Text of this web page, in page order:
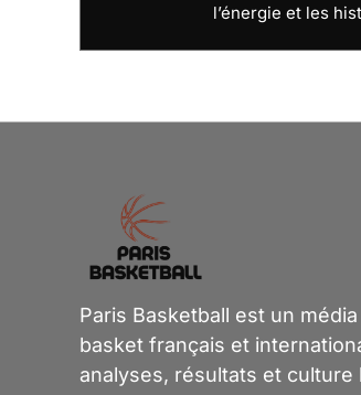
l’énergie et les
Paris Basketball est un
basket français et
analyses, résultats et